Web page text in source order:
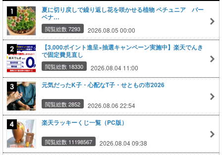
夏に切り戻しで繰り返し花を咲かせる植物 ペチュニア バー
ベナ…
閲覧総数 7293 2026.08.05 00:00
【3,000ポイント進呈×抽選キャンペーン実施中】楽天でんき
で固定費見直し
閲覧総数 18330 2026.08.04 11:00
元気だったK子・心配なT子・せともの市2026
閲覧総数 2852 2026.08.06 22:54
楽天ラッキーくじ一覧（PC版）
閲覧総数 11198567 2026.08.04 09:38